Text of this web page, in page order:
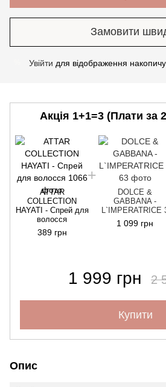
Замовити
Увійти для відображення
Акція 1+1=3 (Плати за
ATTAR
COLLECTION
HAYATI - Спрей для
волосся
389 грн
DOLCE &
GABBANA -
L`IMPERATRICE
1 099 грн
1 999 грн 2
Купити
Опис